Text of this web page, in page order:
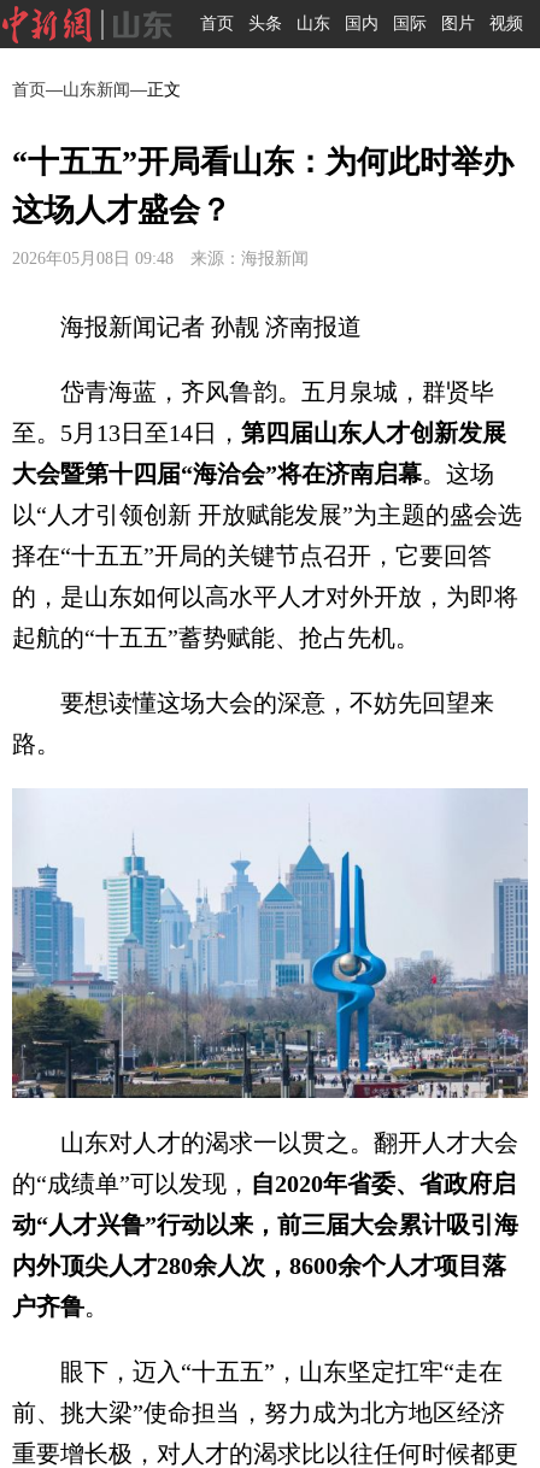
首页 头条 山东 国内 国际 图片 视频
首页—山东新闻—正文
“十五五”开局看山东：为何此时举办
这场人才盛会？
2026年05月08日 09:48 来源：海报新闻
海报新闻记者 孙靓 济南报道
岱青海蓝，齐风鲁韵。五月泉城，群贤毕
至。5月13日至14日， 第四届山东人才创新发展
大会暨第十四届“海洽会”将在济南启幕。这场
以“人才引领创新 开放赋能发展”为主题的盛会选
择在“十五五”开局的关键节点召开，它要回答
的，是山东如何以高水平人才对外开放，为即将
起航的“十五五”蓄势赋能、抢占先机。
要想读懂这场大会的深意，不妨先回望来
路。
山东对人才的渴求一以贯之。翻开人才大会
的“成绩单”可以发现， 自2020年省委、省政府启
动“人才兴鲁”行动以来，前三届大会累计吸引海
内外顶尖人才280余人次，8600余个人才项目落
户齐鲁。
眼下，迈入“十五五”，山东坚定扛牢“走在
前、挑大梁”使命担当，努力成为北方地区经济
重要增长极，对人才的渴求比以往任何时候都更